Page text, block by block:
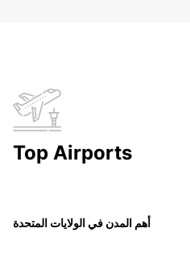
Top Airports
أهم المدن في الولايات المتحدة